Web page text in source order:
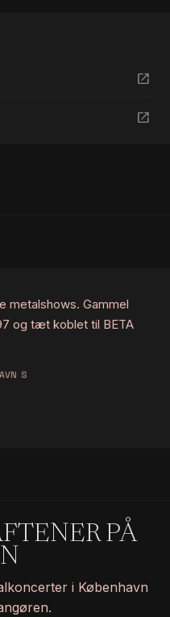
open_in_new
open_in_new
metalshows. Gammel
og tæt koblet til BETA
S
PÅ
i København